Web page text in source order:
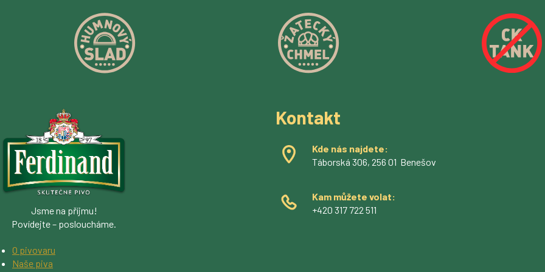
O pivovaru
Naše piva
Jsme na příjmu!
Povídejte – posloucháme.
Kontakt
Kde nás najdete:
Táborská 306, 256 01 Benešov
Kam můžete volat:
+420 317 722 511